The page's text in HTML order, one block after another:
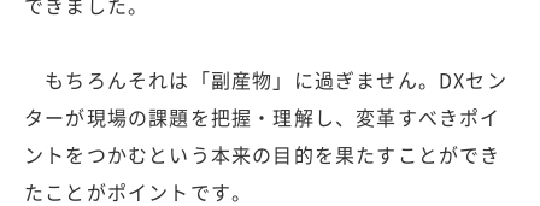
もちろんそれは「副産物」に過ぎません。DXセン
ターが現場の課題を把握・理解し、変革すべきポイ
ントをつかむという本来の目的を果たすことができ
たことがポイントです。